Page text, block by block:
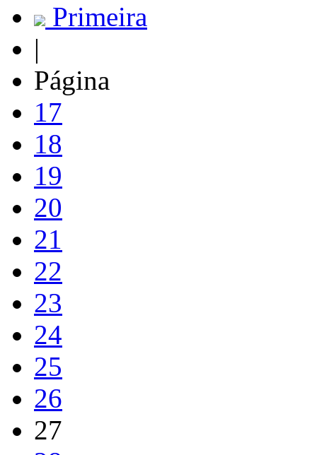
Primeira
|
Página
17
18
19
20
21
22
23
24
25
26
27